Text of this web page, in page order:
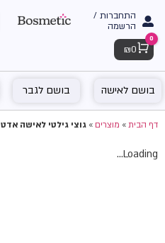
התחברות /
הרשמה
Cart
0
₪ 0
בושם לאישה בושם לגבר
דף הבית»מוצרים»גוצי גילטי לאישה אדט 90מל
Loading...